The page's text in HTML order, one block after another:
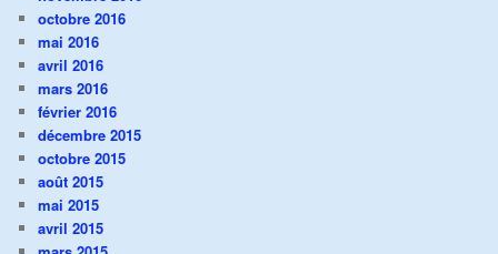
octobre 2016
mai 2016
avril 2016
mars 2016
février 2016
décembre 2015
octobre 2015
août 2015
mai 2015
avril 2015